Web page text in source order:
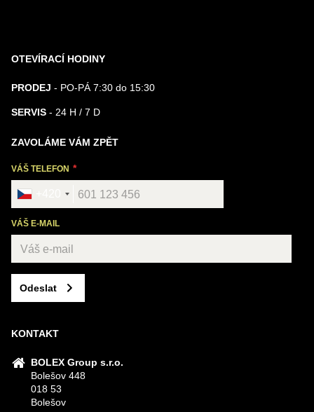
OTEVÍRACÍ HODINY
PRODEJ - PO-PÁ 7:30 do 15:30
SERVIS - 24 H / 7 D
ZAVOLÁME VÁM ZPĚT
VÁŠ TELEFON
VÁŠ E-MAIL
Odeslat
KONTAKT
BOLEX Group s.r.o.
Bolešov 448
018 53
Bolešov